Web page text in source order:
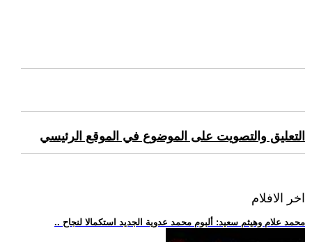
التعليق والتصويت على الموضوع في الموقع الرئيسي
اخر الافلام
.. محمد علام وهيثم سعيد: ألبوم محمد عدوية الجديد استكمالا لنجاح